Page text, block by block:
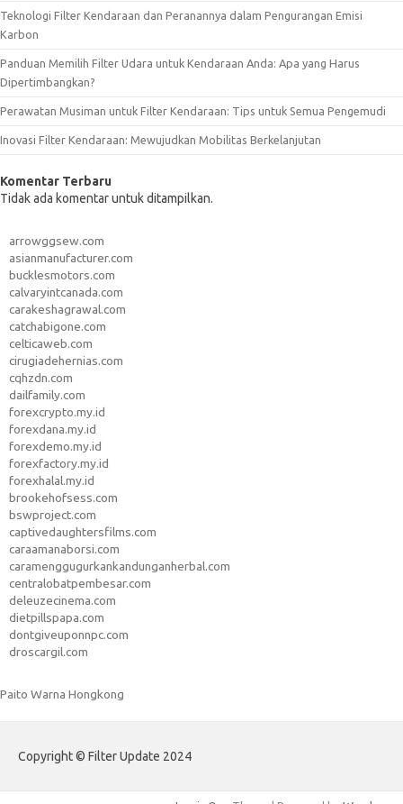
Teknologi Filter Kendaraan dan Peranannya dalam Pengurangan Emisi
Karbon
Panduan Memilih Filter Udara untuk Kendaraan Anda: Apa yang Harus
Dipertimbangkan?
Perawatan Musiman untuk Filter Kendaraan: Tips untuk Semua Pengemudi
Inovasi Filter Kendaraan: Mewujudkan Mobilitas Berkelanjutan
Komentar Terbaru
Tidak ada komentar untuk ditampilkan.
arrowggsew.com
asianmanufacturer.com
bucklesmotors.com
calvaryintcanada.com
carakeshagrawal.com
catchabigone.com
celticaweb.com
cirugiadehernias.com
cqhzdn.com
dailfamily.com
forexcrypto.my.id
forexdana.my.id
forexdemo.my.id
forexfactory.my.id
forexhalal.my.id
brookehofsess.com
bswproject.com
captivedaughtersfilms.com
caraamanaborsi.com
caramenggugurkankandunganherbal.com
centralobatpembesar.com
deleuzecinema.com
dietpillspapa.com
dontgiveuponnpc.com
droscargil.com
Paito Warna Hongkong
Copyright © Filter Update 2024